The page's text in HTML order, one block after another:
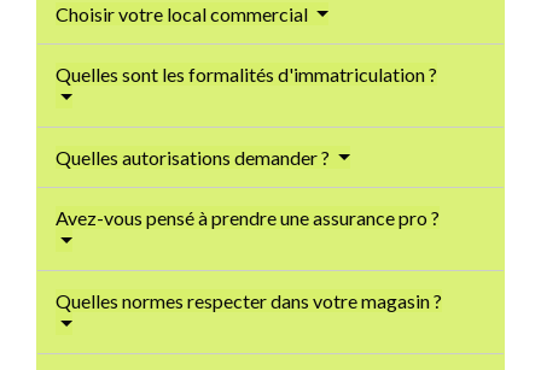
Choisir votre local commercial
Quelles sont les formalités d'immatriculation ?
Quelles autorisations demander ?
Avez-vous pensé à prendre une assurance pro ?
Quelles normes respecter dans votre magasin ?